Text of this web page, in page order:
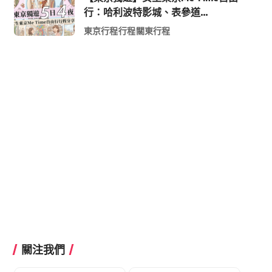
行：哈利波特影城、表參道
Shopping 與下北澤尋寶5日4夜慢活
東京行程行程關東行程
關注我們